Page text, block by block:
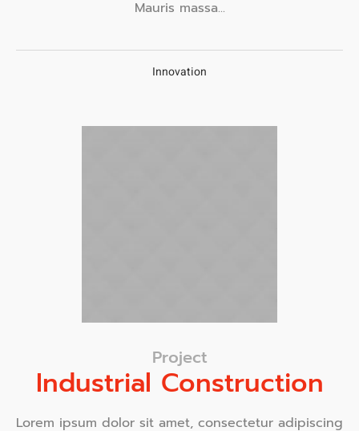
Mauris massa...
Innovation
Project
Industrial Construction
Lorem ipsum dolor sit amet, consectetur adipiscing